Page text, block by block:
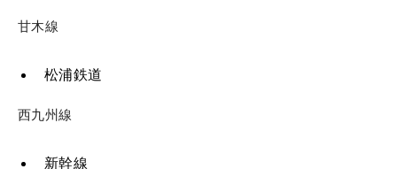
甘木線
松浦鉄道
西九州線
新幹線